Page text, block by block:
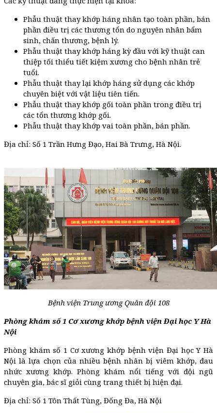
Phẫu thuật thay khớp háng nhân tạo toàn phần, bán
phần điều trị các thương tổn do nguyên nhân bẩm
sinh, chấn thương, bệnh lý.
Phẫu thuật thay khớp háng kỳ đầu với kỹ thuật can
thiệp tối thiểu tiết kiệm xương cho bệnh nhân trẻ
tuổi.
Phẫu thuật thay lại khớp háng sử dụng các khớp
chuyên biệt với vật liệu tiên tiến.
Phẫu thuật thay khớp gối toàn phần trong điều trị
các tổn thương khớp gối.
Phẫu thuật thay khớp vai toàn phần, bán phần.
Địa chỉ: Số 1 Trần Hưng Đạo, Hai Bà Trưng, Hà Nội.
Bệnh viện Trung ương Quân đội 108
Phòng khám số 1 Cơ xương khớp bệnh viện Đại học Y Hà
Nội
Phòng khám số 1 Cơ xương khớp bệnh viện Đại học Y Hà
Nội là lựa chọn của nhiều bệnh nhân bị viêm khớp, đau
nhức xương khớp. Phòng khám nổi tiếng với đội ngũ
chuyên gia, bác sĩ giỏi cùng trang thiết bị hiện đại.
Địa chỉ: Số 1 Tôn Thất Tùng, Đống Đa, Hà Nội